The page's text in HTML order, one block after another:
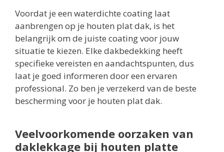
Voordat je een waterdichte coating laat
aanbrengen op je houten plat dak, is het
belangrijk om de juiste coating voor jouw
situatie te kiezen. Elke dakbedekking heeft
specifieke vereisten en aandachtspunten, dus
laat je goed informeren door een ervaren
professional. Zo ben je verzekerd van de beste
bescherming voor je houten plat dak.
Veelvoorkomende oorzaken van
daklekkage bij houten platte